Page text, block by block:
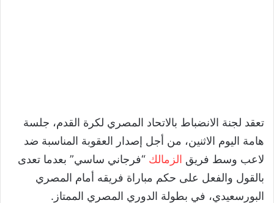
تعقد لجنة الانضباط بالاتحاد المصري لكرة القدم، جلسة
هامة اليوم الاثنين، من أجل إصدار العقوبة المناسبة ضد
لاعب وسط فريق الزمالك “فرجاني ساسي” بعدما تعدى
بالقول والفعل على حكم مباراة فريقه أمام المصري
البورسعيدي، في بطولة الدوري المصري الممتاز.